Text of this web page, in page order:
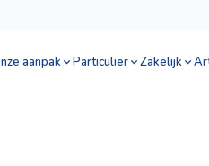
aanpak Particulier Zakelijk